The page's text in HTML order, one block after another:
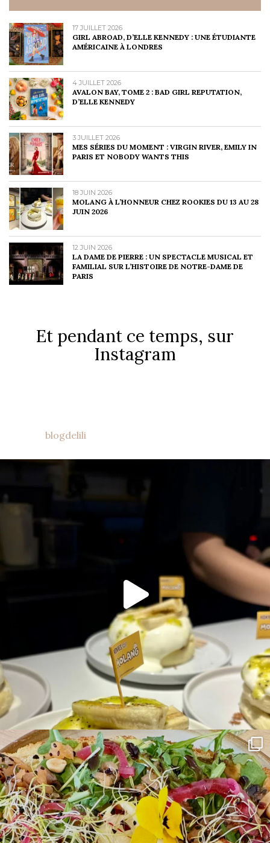
17 JUILLET 2026
GIRL ABROAD, D’ELLE KENNEDY : UNE ÉTUDIANTE
AMÉRICAINE À LONDRES
4 JUILLET 2026
AVALON BAY, TOME 2 : BAD GIRL REPUTATION,
D’ELLE KENNEDY
3 JUILLET 2026
MES SÉRIES DU MOMENT : VIRGIN RIVER, EMILY IN
PARIS ET NOBODY WANTS THIS
18 JUIN 2026
MOLANG À L’HONNEUR CHEZ ROOKIES DU 13 AU 28
JUIN 2026
12 JUIN 2026
LA DAME DE PIERRE : UN SPECTACLE MUSICAL ET
FAMILIAL SUR L’HISTOIRE DE NOTRE-DAME DE
PARIS
Et pendant ce temps, sur
Instagram
blogdelili